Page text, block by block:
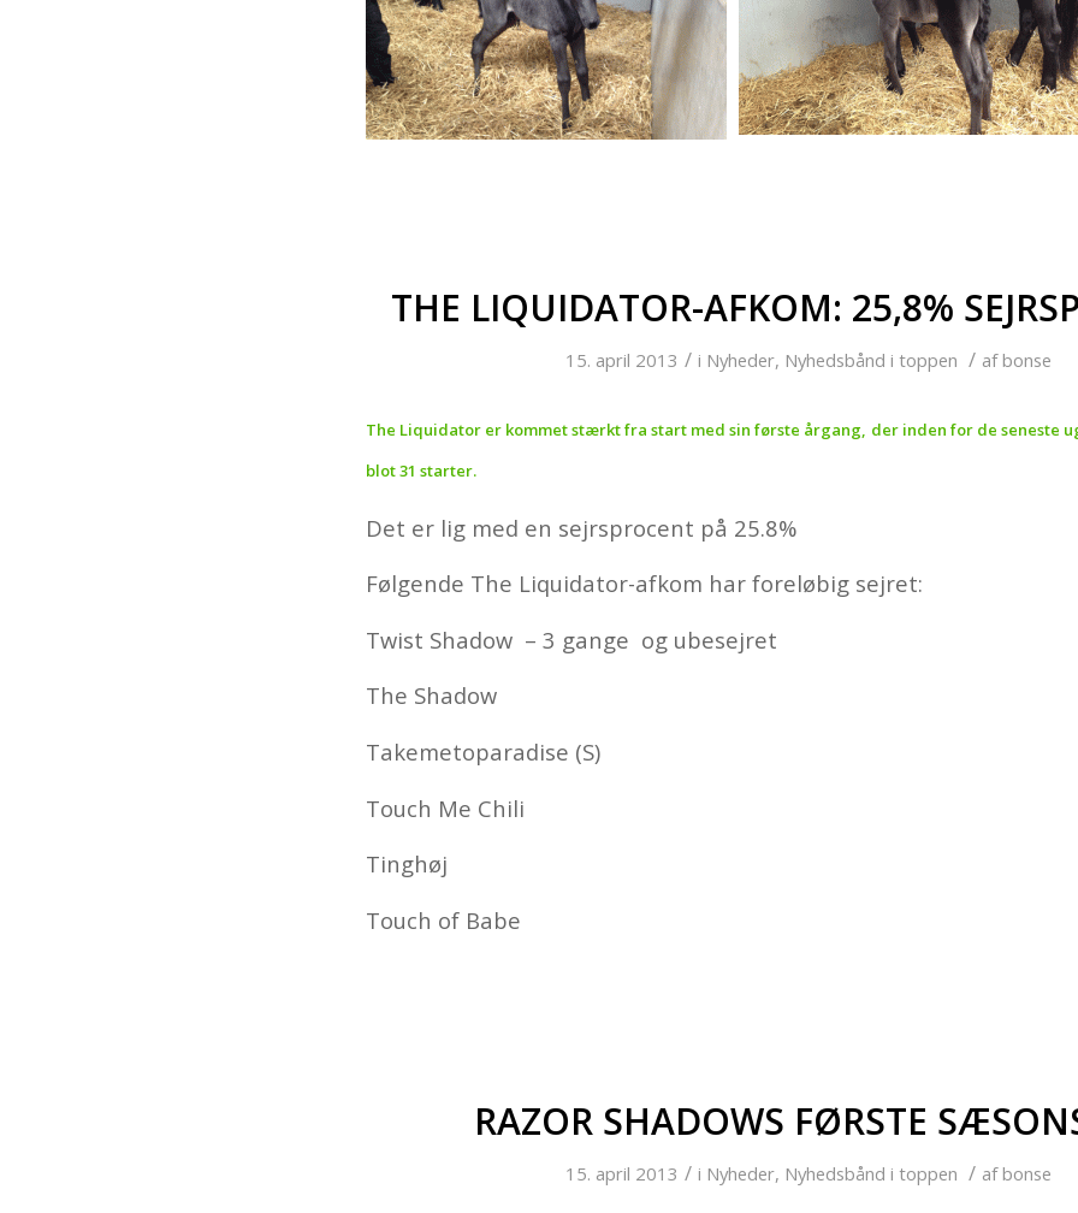
THE LIQUIDATOR-AFKOM: 25,8%
15. april 2013 / i Nyheder, Nyhedsbånd i toppen / afbonse
The Liquidator er kommet stærkt fra start med sin første årgang, der inden for de seneste
blot 31 starter.
Det er lig med en sejrsprocent på 25.8%
Følgende The Liquidator-afkom har foreløbig sejret:
Twist Shadow – 3 gange og ubesejret
The Shadow
Takemetoparadise (S)
Touch Me Chili
Tinghøj
Touch of Babe
RAZOR SHADOWS FØRSTE
15. april 2013 / i Nyheder, Nyhedsbånd i toppen / afbonse